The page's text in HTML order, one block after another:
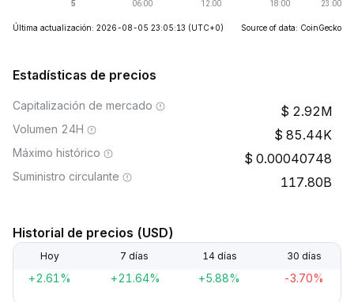
Última actualización: 2026-08-05 23:05:13 (UTC+0) Source of data: CoinGecko
Estadísticas de precios
Capitalización de mercado 2.92M
Volumen 24H 85.44K
Máximo histórico 0.00040748
Suministro circulante 117.80B
Historial de precios (USD)
Hoy 7 días 14 días 30 días
+2.61% +21.64% +5.88% -3.70%